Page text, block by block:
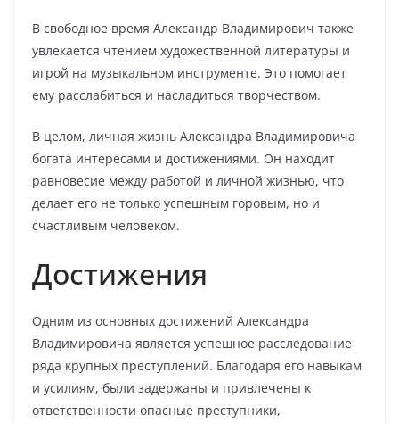
В свободное время Александр Владимирович также
увлекается чтением художественной литературы и
игрой на музыкальном инструменте. Это помогает
ему расслабиться и насладиться творчеством.
В целом, личная жизнь Александра Владимировича
богата интересами и достижениями. Он находит
равновесие между работой и личной жизнью, что
делает его не только успешным горовым, но и
счастливым человеком.
Достижения
Одним из основных достижений Александра
Владимировича является успешное расследование
ряда крупных преступлений. Благодаря его навыкам
и усилиям, были задержаны и привлечены к
ответственности опасные преступники,